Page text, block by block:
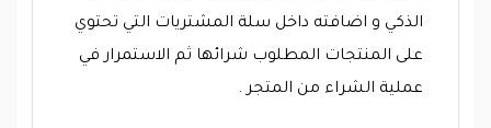
الذكي و اضافته داخل سلة المشتريات التي تحتوي
على المنتجات المطلوب شرائها ثم الاستمرار في
عملية الشراء من المتجر .